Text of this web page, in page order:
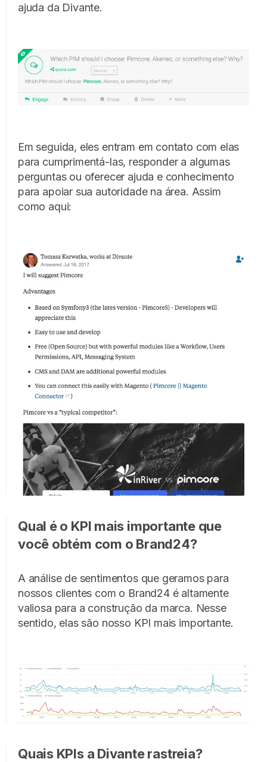
ajuda da Divante.
Em seguida, eles entram em contato com elas
para cumprimentá-las, responder a algumas
perguntas ou oferecer ajuda e conhecimento
para apoiar sua autoridade na área. Assim
como aqui:
Qual é o KPI mais importante que
você obtém com o Brand24?
A análise de sentimentos que geramos para
nossos clientes com o Brand24 é altamente
valiosa para a construção da marca. Nesse
sentido, elas são nosso KPI mais importante.
Quais KPIs a Divante rastreia?